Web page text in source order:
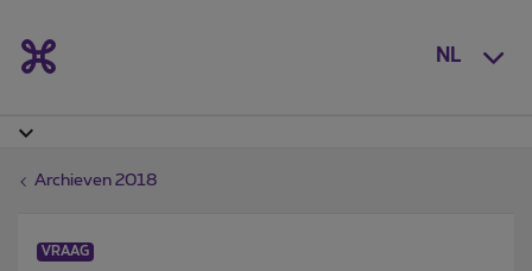
NL
Archieven 2018
VRAAG